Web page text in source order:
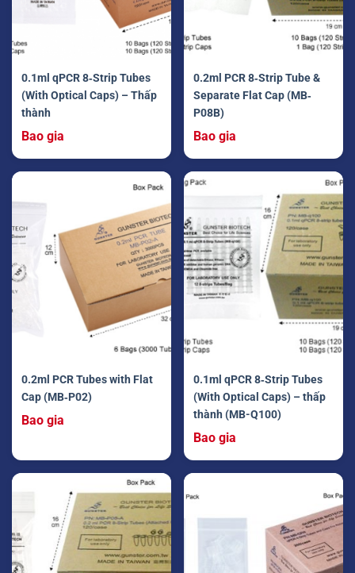
0.1ml qPCR 8‐Strip Tubes
(With Optical Caps) – Thấp
thành
Bao gia
0.2ml PCR 8‐Strip Tube &
Separate Flat Cap (MB‐
P08B)
Bao gia
0.2ml PCR Tubes with Flat
Cap (MB‐P02)
Bao gia
0.1ml qPCR 8‐Strip Tubes
(With Optical Caps) – thấp
thành (MB-Q100)
Bao gia